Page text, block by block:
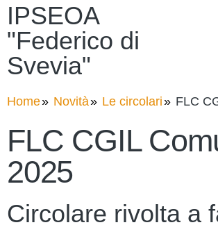
IPSEOA
"Federico di
Svevia"
Home Novità Le circolari FLC
FLC CGIL
2025
Circolare rivolta a